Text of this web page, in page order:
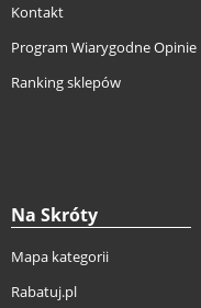
Kontakt
Program Wiarygodne Opinie
Ranking sklepów
Na Skróty
Mapa kategorii
Rabatuj.pl